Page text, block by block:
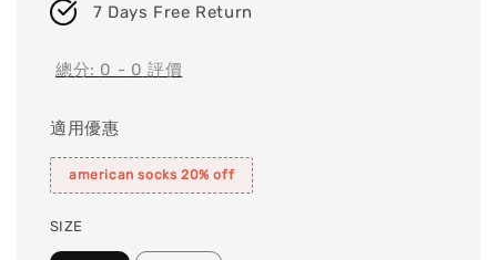
7 Days Free Return
總分: 0 - 0 評價
適用優惠
american socks 20% off
SIZE